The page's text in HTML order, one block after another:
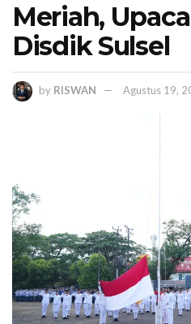
Meriah,
Disdik Sulsel
by RISWAN Agustus 19,